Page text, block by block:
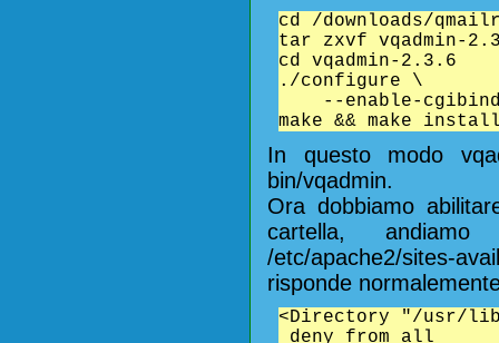
cd /downloads/
tar zxvf vqadmin-
cd vqadmin-2.3.6
./configure \
--enable-
make && make
In questo modo
bin/vqadmin.
Ora dobbiamo
cartella,
/etc/apache2/sites-
risponde
<Directory "/usr/
deny from all